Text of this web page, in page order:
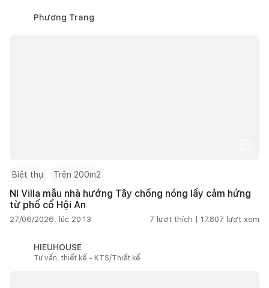
Phương Trang
Biệt thự Trên 200m2
NI Villa mẫu nhà hướng Tây chống nóng lấy cảm hứng
từ phố cổ Hội An
27/06/2026, lúc 20:13 7 lượt thích | 17.807 lượt xem
HIEUHOUSE
Tư vấn, thiết kế - KTS/Thiết kế